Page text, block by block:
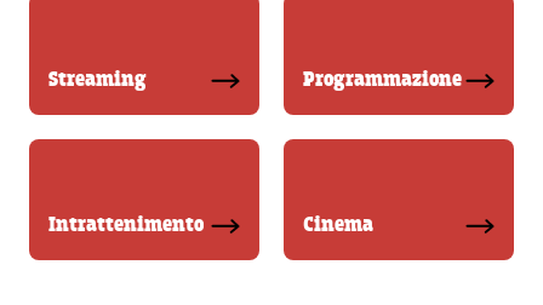
Streaming Programmazione
Intrattenimento Cinema